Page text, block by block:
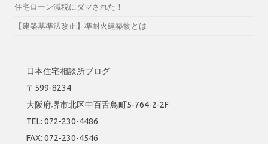
住宅ローン減税にダマされた！
【建築基準法改正】準耐火建築物とは
日本住宅相談所ブログ
〒599-8234
大阪府堺市北区中百舌鳥町5-764-2-2F
TEL: 072-230-4486
FAX: 072-230-4546